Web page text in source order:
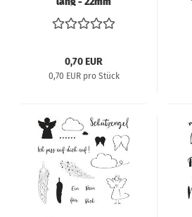
Durchmesser
0,70 EUR
0,70 EUR pro Stück